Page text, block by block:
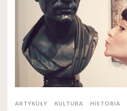
ARTYKUŁY KULTURA HISTORIA